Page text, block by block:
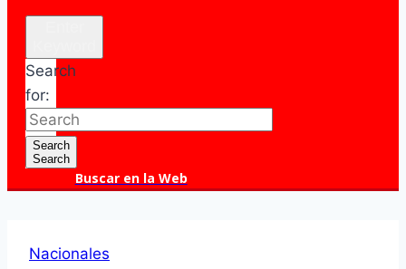
Search
for:
Search
Search
Buscar en la Web
Nacionales